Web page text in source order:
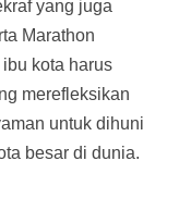
yang juga
Marathon
kota harus
merefleksikan
untuk dihuni
besar di dunia.